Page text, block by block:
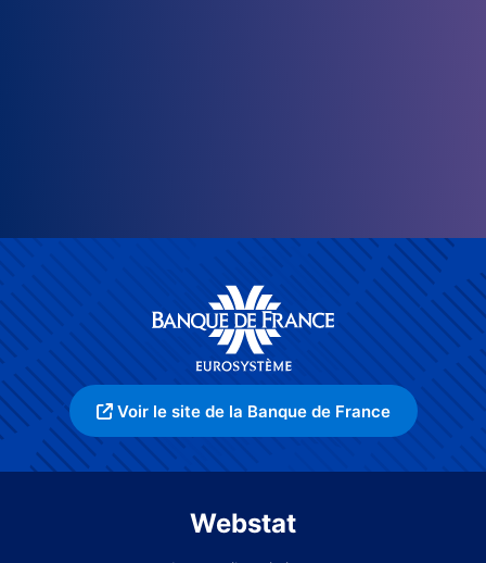
Voir le site de la Banque de France
Webstat